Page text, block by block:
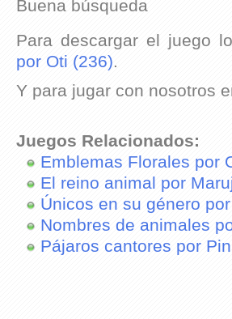
Buena búsqueda
Para descargar el juego
por Oti (236).
Y para jugar con nosotros
Juegos Relacionados:
Emblemas Florales por
El reino animal por
Únicos en su género
Nombres de animales
Pájaros cantores por